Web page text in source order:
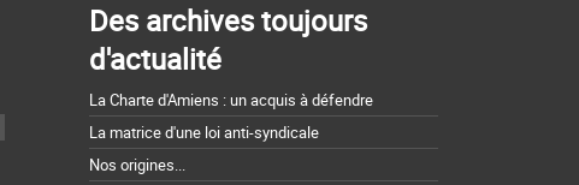
Des archives toujours
d'actualité
La Charte d'Amiens : un acquis à défendre
La matrice d'une loi anti-syndicale
Nos origines...